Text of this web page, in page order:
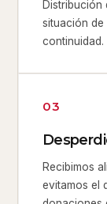
Distribución
situación
continuidad.
03
Recibimos
evitamos el